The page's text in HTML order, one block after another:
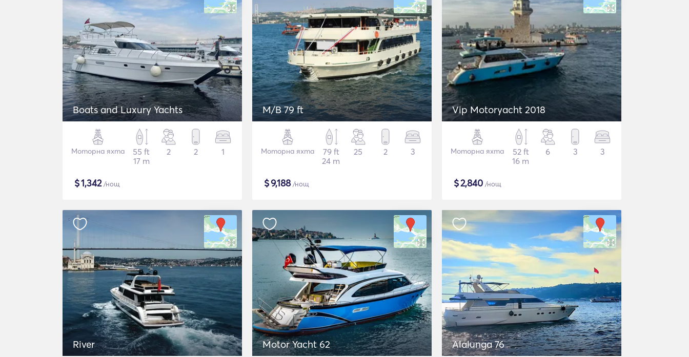
Boats and Luxury Yachts
Моторна яхта
55 ft
17 m
2 2 1
$1,342/нощ
M/B 79 ft
Моторна яхта
79 ft
24 m
25 2 3
$9,188/нощ
Vip Motoryacht 2018
Моторна яхта
52 ft
16 m
6 3 3
$2,840 /нощ
River Motor Yacht 62 Alalunga 76